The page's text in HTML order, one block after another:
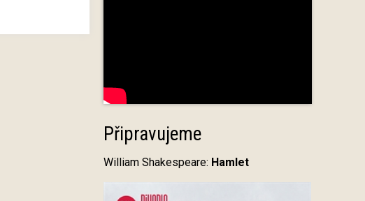
Připravujeme
William Shakespeare: Hamlet